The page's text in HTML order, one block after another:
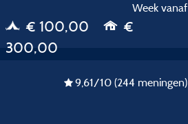
Week vanaf
€ 100,00
€
300,00
9,61/10 (244 meningen)